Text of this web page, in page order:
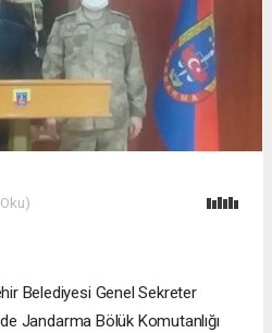
Belediyesi Genel Sekreter
Jandarma Bölük Komutanlığı